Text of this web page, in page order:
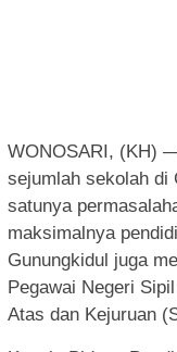
WONOSARI, (KH)
sejumlah sekolah di
satunya
maksimalnya
Gunungkidul juga
Pegawai Negeri
Atas dan Kejuruan